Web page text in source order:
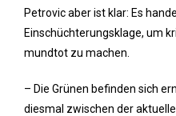
Petrovic aber ist klar: Es
Einschüchterungsklage, um
mundtot zu machen.
– Die Grünen befinden sich
diesmal zwischen der